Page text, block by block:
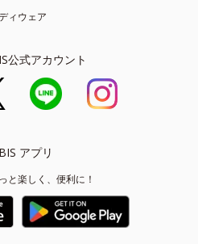
ィウェア
公式アカウント
アプリ
と楽しく、便利に！